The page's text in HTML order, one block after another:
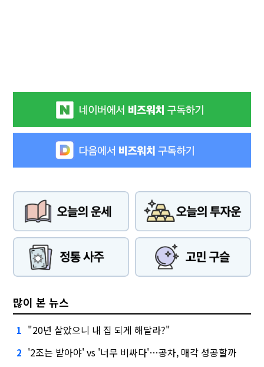
많이 본 뉴스
1 "20년 살았으니 내 집 되게 해달라?"
2 '2조는 받아야' vs '너무 비싸다'…공차, 매각 성공할까